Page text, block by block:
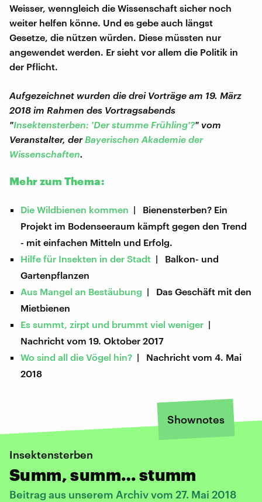
Weisser, wenngleich die Wissenschaft sicher noch
weiter helfen könne. Und es gebe auch längst
Gesetze, die nützen würden. Diese müssten nur
angewendet werden. Er sieht vor allem die Politik in
der Pflicht.
Aufgezeichnet wurden die drei Vorträge am 19. März
2018 im Rahmen des Vortragsabends
"Insektensterben: 'Der stumme Frühling'?" vom
Veranstalter, der Bayerischen Akademie der
Wissenschaften.
Mehr zum Thema:
Die Wildbienen kommen | Bienensterben? Ein
Projekt im Bodenseeraum kämpft gegen den Trend
- mit einfachen Mitteln und Erfolg.
Hilfe für Insekten in der Stadt | Balkon- und
Gartenpflanzen
Aus Mangel an Bestäubung | Das Geschäft mit den
Mietbienen
Es summt, zirpt und brummt viel weniger |
Nachricht vom 19. Oktober 2017
Wo sind all die Vögel hin? | Nachricht vom 4. Mai
2018
Shownotes
Insektensterben
Summ, summ… stumm
Beitrag aus unserem Archiv vom 27. Mai 2018